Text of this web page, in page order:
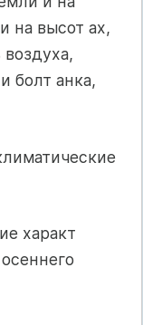
на высот ах,
болт анка,
характ